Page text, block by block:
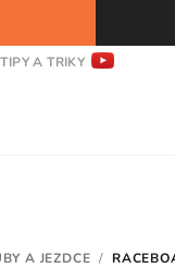
TIPY A TRIKY
A JEZDCE /